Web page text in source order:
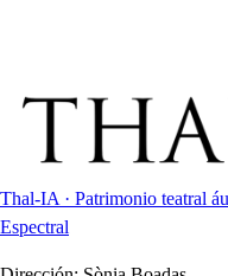
Thal-IA · Patrimonio teatral
Espectral